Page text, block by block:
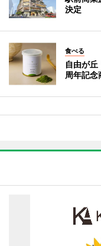
決定
食べる
自由が
周年記念